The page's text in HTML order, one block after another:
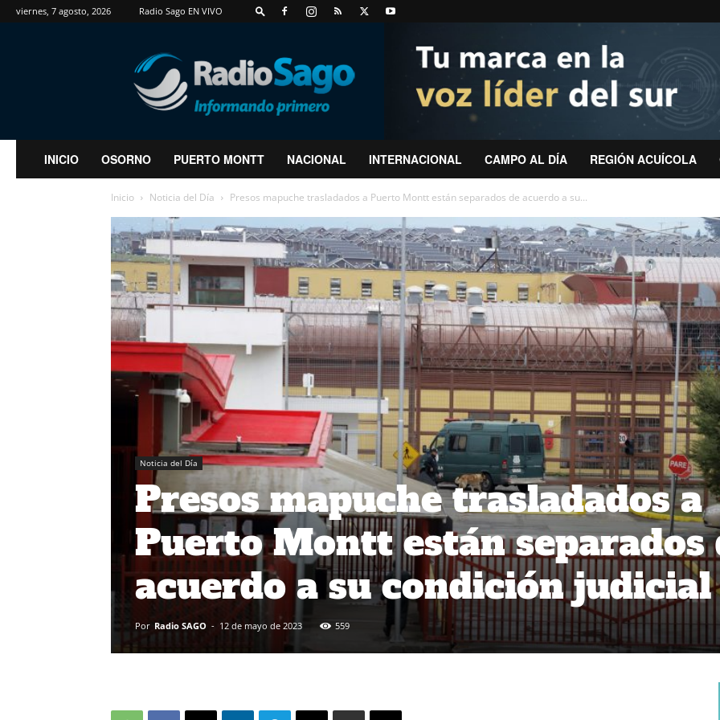
viernes, 7 agosto, 2026 Radio Sago EN VIVO
RadioSago
INICIO OSORNO PUERTO MONTT NACIONAL INTERNACIONAL CAMPO AL DÍA REGIÓN ACUÍCOLA
Inicio Noticia del Día Presos mapuche trasladados a Puerto Montt están separados de acuerdo a su...
Noticia del Día
Presos mapuche trasladados a
Puerto Montt están separados
acuerdo a su condición
Por Radio SAGO - 12 de mayo de 2023 559